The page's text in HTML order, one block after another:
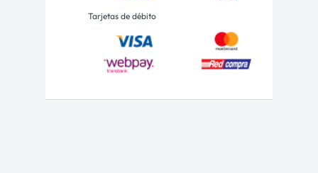
Tarjetas de débito